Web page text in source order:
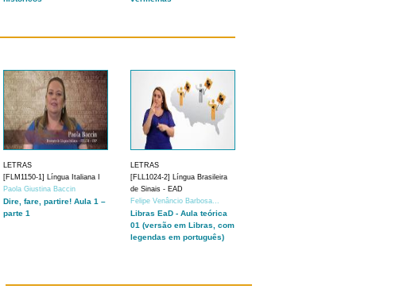
LETRAS
[FLM1150-1] Língua Italiana I
Paola Giustina Baccin
Dire, fare, partire! Aula 1 –
parte 1
LETRAS
[FLL1024-2] Língua Brasileira
de Sinais - EAD
Felipe Venâncio Barbosa...
Libras EaD - Aula teórica
01 (versão em Libras, com
legendas em português)